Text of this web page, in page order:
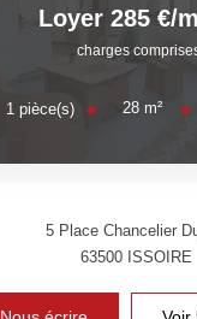
Loyer 285 €/
charges
1 pièce(s) 28 m²
5 Place Chancelier
63500 ISSOIRE